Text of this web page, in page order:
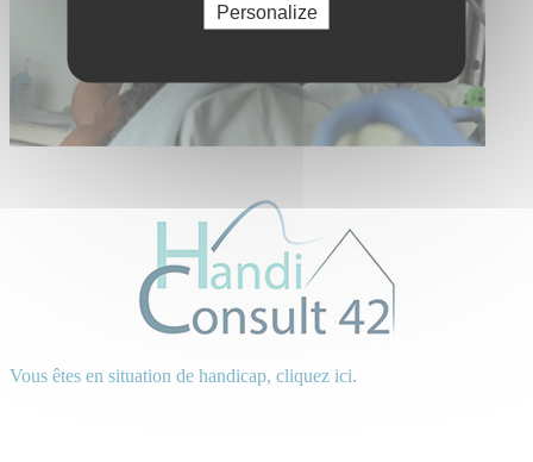
Vous êtes en situation de handicap, cliquez ici.
Personalize